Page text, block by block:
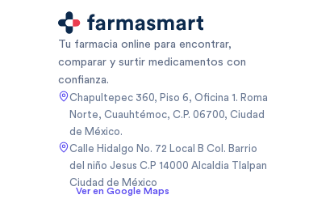
Tu farmacia online para encontrar,
comparar y surtir medicamentos con
confianza.
Chapultepec 360, Piso 6, Oficina 1. Roma
Norte, Cuauhtémoc, C.P. 06700, Ciudad
de México.
Calle Hidalgo No. 72 Local B Col. Barrio
del niño Jesus C.P 14000 Alcaldia Tlalpan
Ciudad de México
Ver en Google Maps